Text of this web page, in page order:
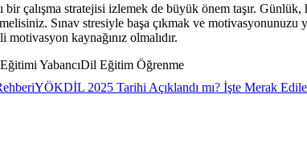
çalışma stratejisi izlemek de büyük önem taşır.
Sınav stresiyle başa çıkmak ve
kaynağınız olmalıdır.
YabancıDil Eğitim Öğrenme
YÖKDİL 2025 Tarihi Açıklandı mı? İşte Merak